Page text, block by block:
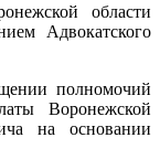
области
Адвокатского
полномочий
Воронежской
на основании